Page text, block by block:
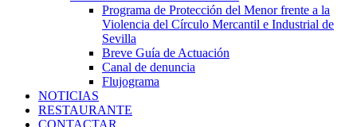
Programa de Protección del Menor frente a la
Violencia del Círculo Mercantil e Industrial de
Sevilla
Breve Guía de Actuación
Canal de denuncia
Flujograma
NOTICIAS
RESTAURANTE